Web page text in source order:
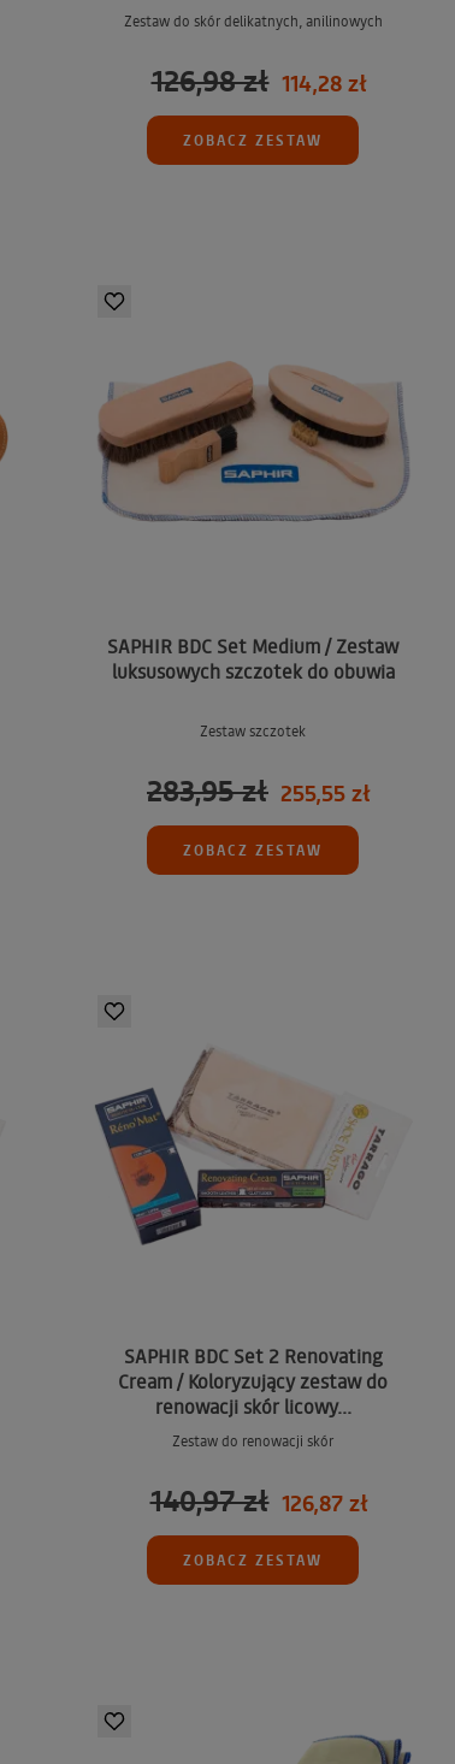
Zestaw do skór delikatnych, anilinowych
126,98 zł 114,28 zł
ZOBACZ ZESTAW
SAPHIR BDC Set Medium / Zestaw
luksusowych szczotek do obuwia
Zestaw szczotek
283,95 zł 255,55 zł
ZOBACZ ZESTAW
SAPHIR BDC Set 2 Renovating
Cream / Koloryzujący zestaw do
renowacji skór licowy...
Zestaw do renowacji skór
140,97 zł 126,87 zł
ZOBACZ ZESTAW